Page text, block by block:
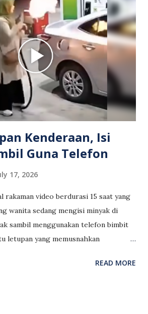
berada dalam keadaan hijau. Lebih
berkenaan mendakwa pemandu
minuman keras di dalam bajunya,
hamun dan memarahinya seolah-
sengaja dilakukan. Rakaman itu
reaksi netizen yang rata-rata
terhadap bahaya pemanduan di
kerana bukan sahaja mengancam
malah turut me...
Kenderaan, Isi
Guna Telefon
17, 2026
rakaman video berdurasi 15 saat yang
wanita sedang mengisi minyak di
sambil menggunakan telefon bimbit
letupan yang memusnahkan
wanita berkenaan terselamatREAD MORE